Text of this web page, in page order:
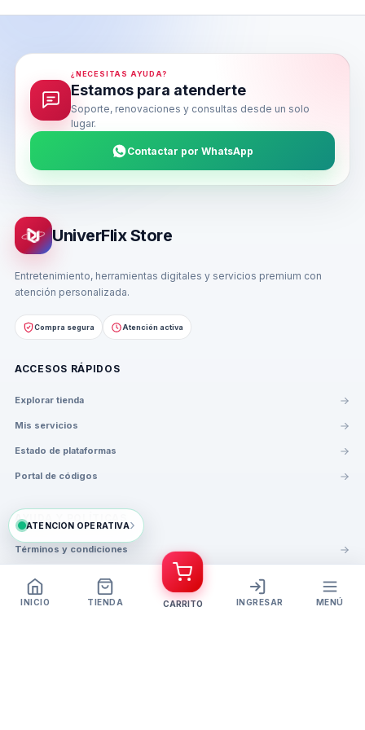
ATENCIÓN OPERATIVA›
¿NECESITAS AYUDA?
Estamos para atenderte
Soporte, renovaciones y consultas desde un solo
lugar.
Contactar por WhatsApp
UniverFlix Store
Entretenimiento, herramientas digitales y servicios premium con
atención personalizada.
Compra segura Atención activa
ACCESOS RÁPIDOS
Explorar tienda
Mis servicios
Estado de plataformas
Portal de códigos
AYUDA Y POLÍTICAS
Términos y condiciones
Política de privacidad
INICIO TIENDA CARRITO INGRESAR MENÚ